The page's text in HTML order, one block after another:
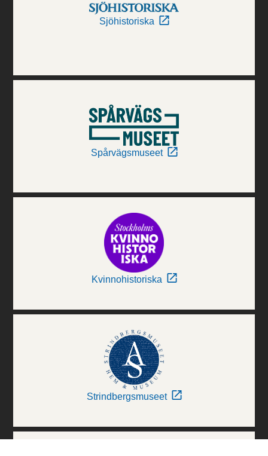
Sjöhistoriska
Spårvägsmuseet
Kvinnohistoriska
Strindbergsmuseet